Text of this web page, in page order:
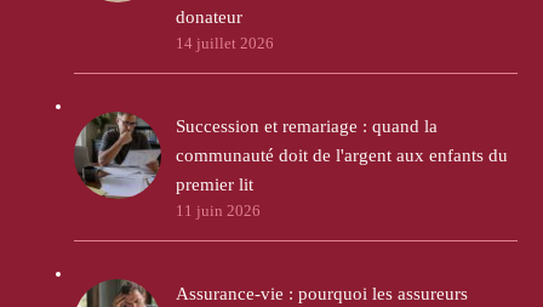
donateur
14 juillet 2026
Succession et remariage : quand la
communauté doit de l'argent aux enfants du
premier lit
11 juin 2026
Assurance-vie : pourquoi les assureurs